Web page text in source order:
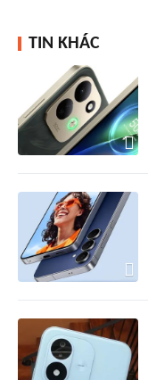
TIN KHÁC